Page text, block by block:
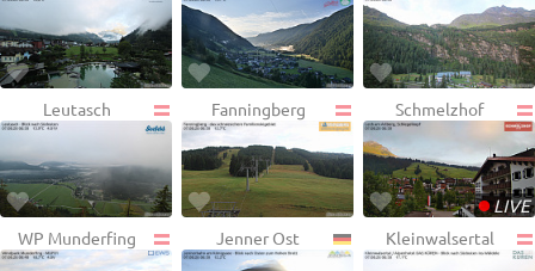
Leutasch Fanningberg Schmelzhof
•LIVE
WP Munderfing Jenner Ost Kleinwalsertal